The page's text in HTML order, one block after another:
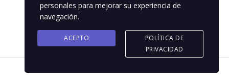
personales para mejorar su experiencia de
navegación.
ACEPTO
POLÍTICA DE
PRIVACIDAD